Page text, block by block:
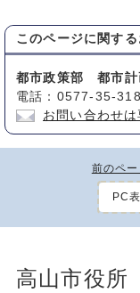
このページに関する
都市政策部 都市計
電話：0577-35-
お問い合わせ
前のペ
PC
高山市役所